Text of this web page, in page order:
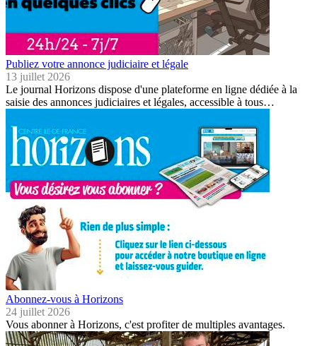
Publiez votre annonce judiciaire et légale
13 juillet 2026
Le journal Horizons dispose d'une plateforme en ligne dédiée à la
saisie des annonces judiciaires et légales, accessible à tous…
Abonnez-vous à Horizons
24 juillet 2026
Vous abonner à Horizons, c'est profiter de multiples avantages.